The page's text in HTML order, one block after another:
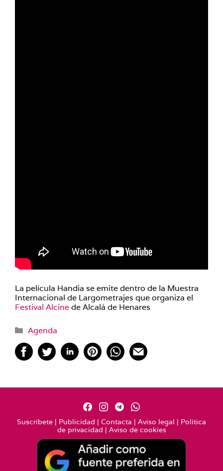
La película Handia se emite dentro de la Muestra
Internacional de Largometrajes que organiza el
Festival Alcinede Alcalá de Henares
Categorías
Agenda
Suscríbete | Publicidad | Contacta | Aviso legal | Política
de privacidad | Aviso de cookies